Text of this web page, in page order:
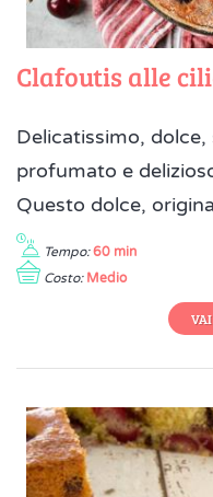
Clafoutis alle
Delicatissimo,
profumato e
Questo dolce,
Tempo: 60 min
Costo: Medio